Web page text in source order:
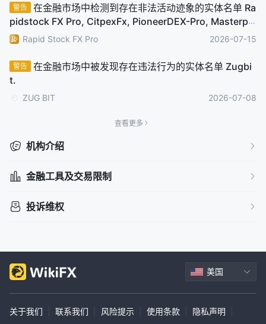
警告
在金融市场中检测到存在非法活动迹象的实体名单 Ra
pidstock FX Pro, CitpexFx, PioneerDEX-Pro, Masterpr
ofitszone, Vertexminingexchange, Skyrocketglobas,
ccess-gain, Crestflowedge, Deluxe-Trade, Payprofit, T
dmarket.
Rapid Stock FX Pro 2026-07-15
警告
在金融市场中被发现存在违法行为的实体名单 Zugbi
t.
ZUG BIT 2026-07-08
查看更多
机构介绍
金融工具及交易限制
投诉维权
美国
关于我们 联系我们 风险提示 使用条款 隐私声明